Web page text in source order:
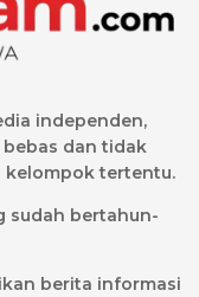
independen,
dan tidak
tertentu.
sudah bertahun-
berita informasi